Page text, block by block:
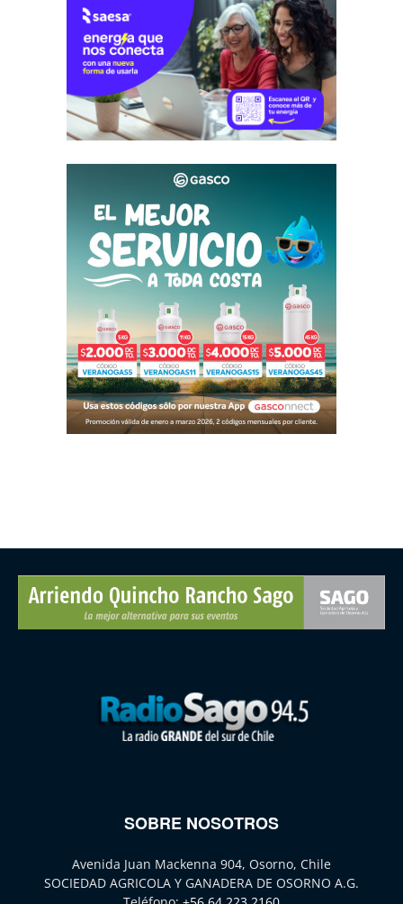
SOBRE NOSOTROS
Avenida Juan Mackenna 904, Osorno, Chile
SOCIEDAD AGRICOLA Y GANADERA DE OSORNO A.G.